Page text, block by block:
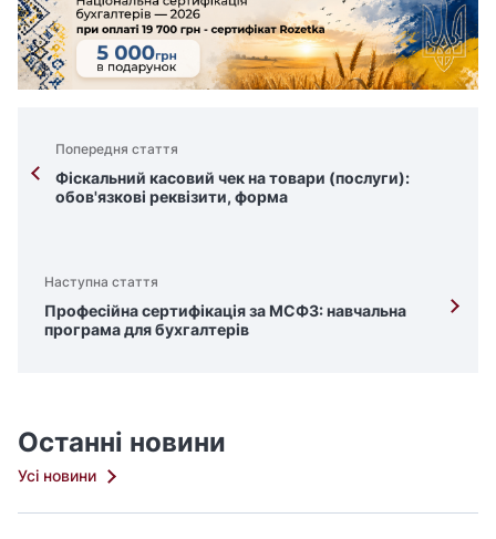
Попередня стаття
Фіскальний касовий чек на товари (послуги):
обов'язкові реквізити, форма
Наступна стаття
Професійна сертифікація за МСФЗ: навчальна
програма для бухгалтерів
Останні новини
Усі новини